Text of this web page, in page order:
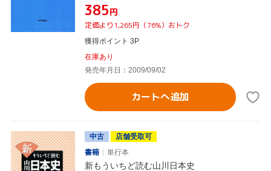
¥385円
定価より1,265円（76%）おトク
獲得ポイント 3P
在庫あり
発売年月日：2009/09/02
カートへ追加
中古
店舗受取可
書籍
単行本
新もういちど読む山川日本史